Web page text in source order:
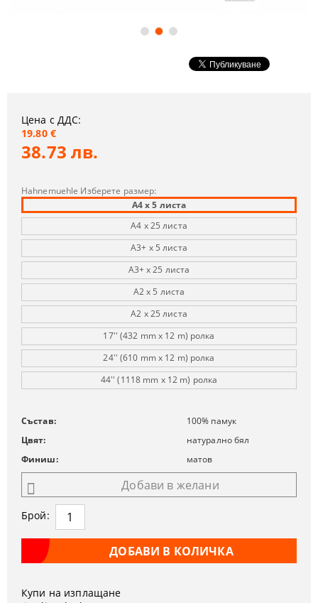
Цена с ДДС:
19.80 €
38.73 лв.
Hahnemuehle Изберете размер:
A4 х 5 листа
A4 х 25 листа
A3+ х 5 листа
A3+ х 25 листа
A2 х 5 листа
A2 х 25 листа
17'' (432 mm x 12 m) ролка
24'' (610 mm x 12 m) ролка
44'' (1118 mm x 12 m) ролка
Състав:
100% памук
Цвят:
натурално бял
Финиш:
матов
Добави в желани
Брой:
Купи на изплащане